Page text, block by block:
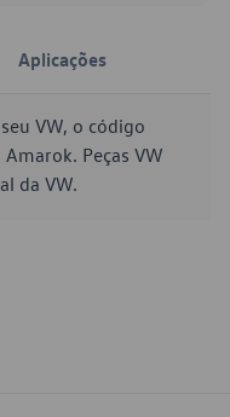
Aplicações
VW, o código
Peças VW
da VW.